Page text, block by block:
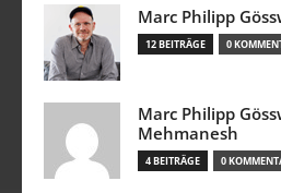
Marc Philipp
12 BEITRÄGE 0
Marc Philipp
Mehmanesh
4 BEITRÄGE 0